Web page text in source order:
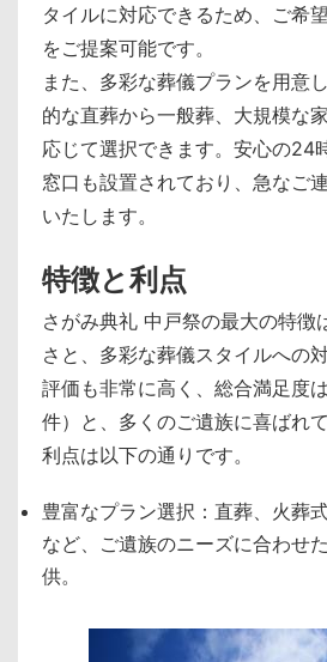
タイルに対応できるため、ご希
をご提案可能です。
また、多彩な葬儀プランを用意
的な直葬から一般葬、大規模な
応じて選択できます。安心の24
窓口も設置されており、急なご
いたします。
特徴と利点
さがみ典礼 中戸祭の最大の特徴
さと、多彩な葬儀スタイルへの
評価も非常に高く、総合満足度
件）と、多くのご遺族に喜ばれ
利点は以下の通りです。
豊富なプラン選択：直葬、火葬
など、ご遺族のニーズに合わせ
供。